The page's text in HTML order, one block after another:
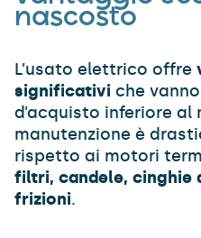
nascosto
L’usato elettrico offre
significativi che
d’acquisto inferiore al
manutenzione è
rispetto ai motori
filtri, candele, cinghie
frizioni.